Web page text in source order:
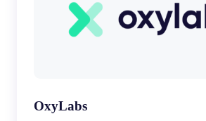
OxyLabs